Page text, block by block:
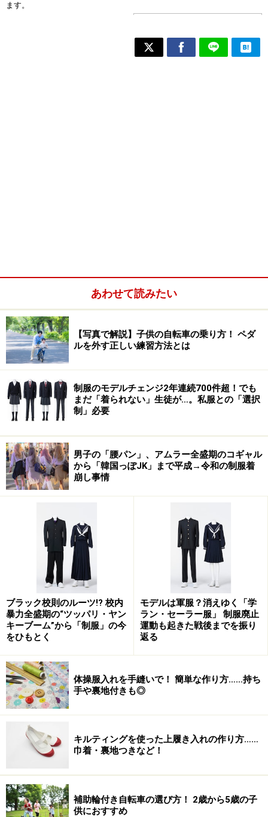
あわせて読みたい
【写真で解説】子供の自転車の乗り方！ ペダ
ルを外す正しい練習方法とは
制服のモデルチェンジ2年連続700件超！でも
まだ「着られない」生徒が…。私服との「選択
制」必要
男子の「腰パン」、アムラー全盛期のコギャル
から「韓国っぽJK」まで平成→令和の制服着
崩し事情
ブラック校則のルーツ!? 校内
暴力全盛期の“ツッパリ・ヤン
キーブーム”から「制服」の今
をひもとく
モデルは軍服？消えゆく「学
ラン・セーラー服」 制服廃止
運動も起きた戦後までを振り
返る
体操服入れを手縫いで！ 簡単な作り方……持ち
手や裏地付きも◎
キルティングを使った上履き入れの作り方……
巾着・裏地つきなど！
補助輪付き自転車の選び方！ 2歳から5歳の子
供におすすめ